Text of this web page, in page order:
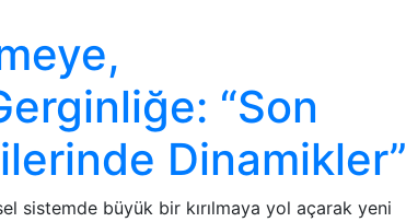
“Son
Dinamikler”
sistemde büyük bir kırılmaya yol açarak yeni